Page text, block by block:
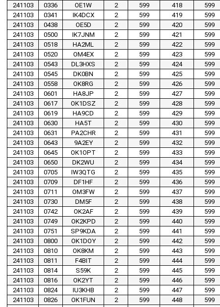
241103
0336 OE1W 2 599 418
599
241103
0341 IK4DCX 2 599 419
599
241103
0438 OE5D 2 599 420
599
241103
0500 IK7JNM 2 599 421
599
241103
0518 HA2ML 2 599 422
599
241103
0520 OM4EX 2 599 423
599
241103
0543 DL3HXS 2 599 424
599
241103
0545 DK0BN 2 599 425
599
241103
0558 OK8RG 2 599 426
599
241103
0601 HA8JP 2 599 427
599
241103
0617 OK1DSZ 2 599 428
599
241103
0619 HA9CD 2 599 429
599
241103
0630 HA5T 2 599 430
599
241103
0631 PA2CHR 2 599 431
599
241103
0643 9A2EY 2 599 432
599
241103
0645 OK1OPT 2 599 433
599
241103
0650 DK2WU 2 599 434
599
241103
0705 IW3QTG 2 599 435
599
241103
0709 DF1HF 2 599 436
599
241103
0711 OM3FW 2 599 437
599
241103
0730 DM5F 2 599 438
599
241103
0742 OK2AF 2 599 439
599
241103
0749 OK2KPD 2 599 440
599
241103
0751 SP9KDA 2 599 441
599
241103
0800 OK1DOY 2 599 442
599
241103
0810 OK8KM 2 599 443
599
241103
0811 F4BIT 2 599 444
599
241103
0814 S59K 2 599 445
599
241103
0816 OK2YT 2 599 446
599
241103
0824 IU3KHB 2 599 447
599
241103
0826 OK1FUN 2 599 448
599